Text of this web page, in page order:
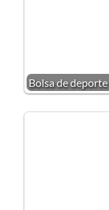
Bolsa de